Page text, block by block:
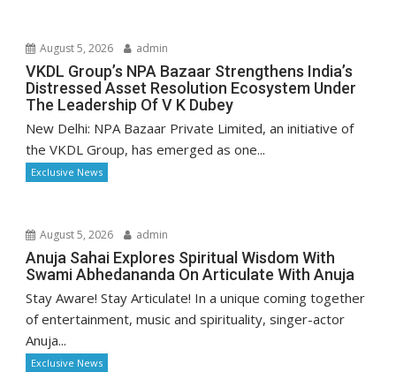
August 5, 2026 admin
VKDL Group’s NPA Bazaar Strengthens India’s
Distressed Asset Resolution Ecosystem Under
The Leadership Of V K Dubey
New Delhi: NPA Bazaar Private Limited, an initiative of
the VKDL Group, has emerged as one...
Exclusive News
August 5, 2026 admin
Anuja Sahai Explores Spiritual Wisdom With
Swami Abhedananda On Articulate With Anuja
Stay Aware! Stay Articulate! In a unique coming together
of entertainment, music and spirituality, singer-actor
Anuja...
Exclusive News